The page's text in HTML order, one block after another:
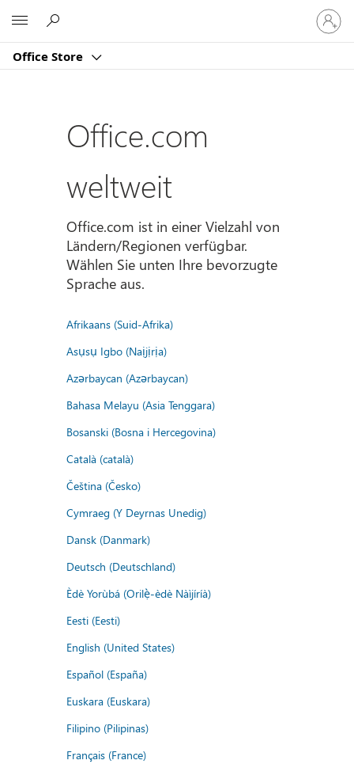
Office Store
Bei
Ihrem
Konto
Office.com
weltweit
Office.com ist in einer Vielzahl von
Ländern/Regionen verfügbar.
Wählen Sie unten Ihre bevorzugte
Sprache aus.
Afrikaans (Suid-Afrika)
Asụsụ Igbo (Naịjịrịa)
Azərbaycan (Azərbaycan)
Bahasa Melayu (Asia Tenggara)
Bosanski (Bosna i Hercegovina)
Català (català)
Čeština (Česko)
Cymraeg (Y Deyrnas Unedig)
Dansk (Danmark)
Deutsch (Deutschland)
Èdè Yorùbá (Orilẹ̀-èdè Nàìjíríà)
Eesti (Eesti)
English (United States)
Español (España)
Euskara (Euskara)
Filipino (Pilipinas)
Français (France)